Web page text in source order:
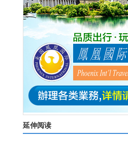
延伸阅读